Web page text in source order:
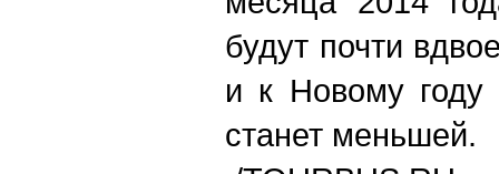
будут почти
и к Новому
станет меньшей.